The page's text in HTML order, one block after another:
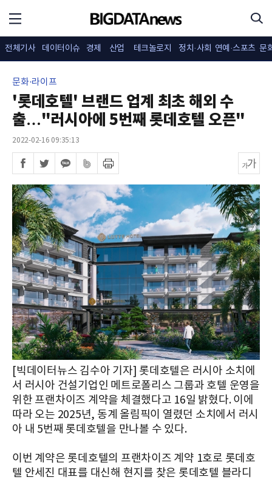
전체기사 데이터이슈 경제 산업 테크놀로지 정치·사회 연예·스포츠 문
문화·라이프
'롯데호텔' 브랜드 업계 최초 해외 수
출…"러시아에 5번째 롯데호텔 오픈"
2022-02-16 09:35:13
[빅데이터뉴스 김수아 기자] 롯데호텔은 러시아 소치에
서 러시아 건설기업인 메트로폴리스 그룹과 호텔 운영을
위한 프랜차이즈 계약을 체결했다고 16일 밝혔다. 이에
따라 오는 2025년, 동계 올림픽이 열렸던 소치에서 러시
아 내 5번째 롯데호텔을 만나볼 수 있다.
이번 계약은 롯데호텔의 프랜차이즈 계약 1호로 롯데호
텔 안세진 대표를 대신해 현지를 찾은 롯데호텔 블라디